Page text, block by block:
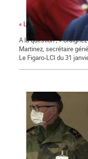
« La colère sociale est là
A la question ; «
Martinez, secrétaire
Le Figaro-LCI du 31